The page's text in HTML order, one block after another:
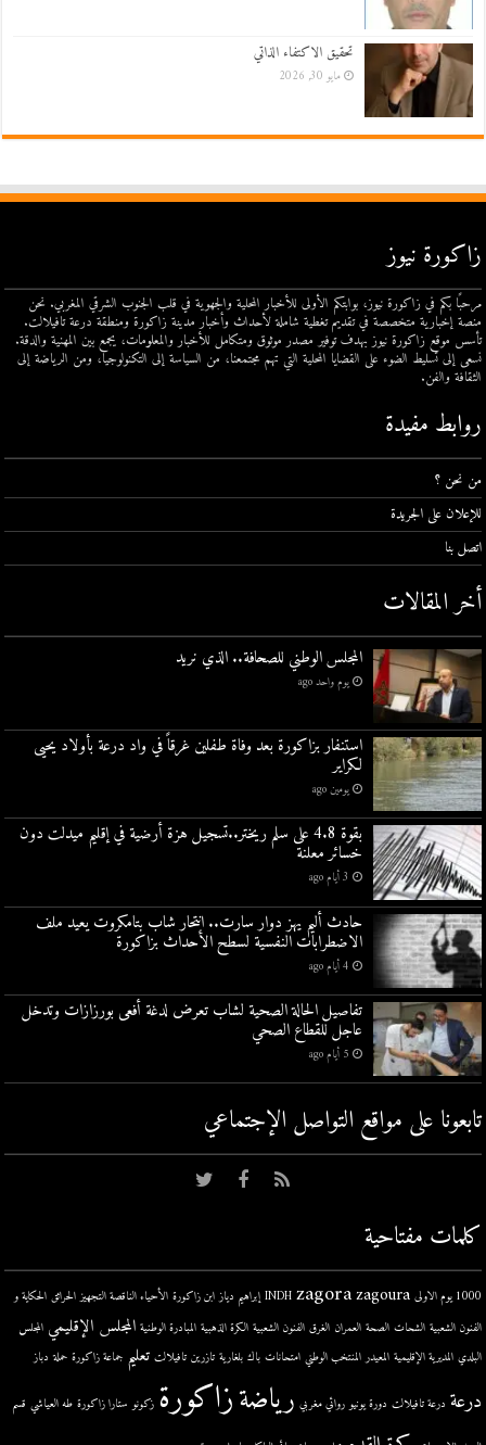
تحقيق الاكتفاء الذاتي
مايو 30, 2026
زاكورة نيوز
مرحبًا بكم في زاكورة نيوز، بوابتكم الأولى للأخبار المحلية والجهوية في قلب الجنوب الشرقي المغربي. نحن
منصة إخبارية متخصصة في تقديم تغطية شاملة لأحداث وأخبار مدينة زاكورة ومنطقة درعة تافيلالت.
تأسس موقع زاكورة نيوز بهدف توفير مصدر موثوق ومتكامل للأخبار والمعلومات، يجمع بين المهنية والدقة.
نسعى إلى تسليط الضوء على القضايا المحلية التي تهم مجتمعنا، من السياسة إلى التكنولوجيا، ومن الرياضة إلى
الثقافة والفن.
روابط مفيدة
من نحن ؟
للإعلان على الجريدة
اتصل بنا
أخر المقالات
المجلس الوطني للصحافة.. الذي نريد
يوم واحد ago
استنفار بزاكورة بعد وفاة طفلين غرقاً في واد درعة بأولاد يحيى
لكراير
يومين ago
بقوة 4.8 على سلم ريختر..تسجيل هزة أرضية في إقليم ميدلت دون
خسائر معلنة
3 أيام ago
حادث أليم يهز دوار سارت.. انتحار شاب بتامكروت يعيد ملف
الاضطرابات النفسية لسطح الأحداث بزاكورة
4 أيام ago
تفاصيل الحالة الصحية لشاب تعرض لدغة أفعى بورزازات وتدخل
عاجل للقطاع الصحي
5 أيام ago
تابعونا على مواقع التواصل اﻹجتماعي
كلمات مفتاحية
1000 يوم الاولى INDH zagora zagoura إبراهيم دياز ابن زاكورة الأحياء الناقصة التجهيز الحرائق الحكاية و
الفنون الشعبية الشحات الصحة العمران الغرق الفنون الشعبية الكرة الذهبية المبادرة الوطنية المجلس الإقليمي المجلس
البلدي المديرية الإقليمية المعيدر المنتخب الوطني امتحانات باك بلغارية تازرين تافيلالت تعليم جماعة زاكورة حملة دباز
درعة درعة تافيلالت دورة يونيو روائي مغربي رياضةزاكورة زكونو ستارا زاكورة طه العياشي قسم